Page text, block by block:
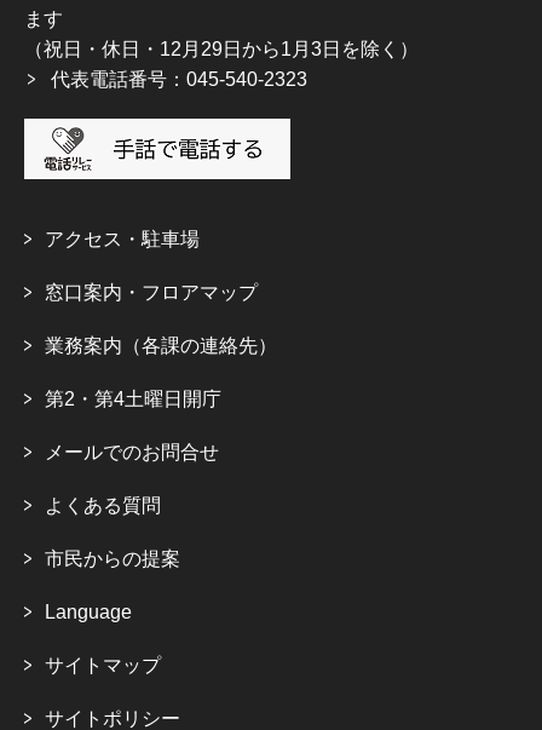
ます
（祝日・休日・12月29日から1月3日を除く）
代表電話番号：045-540-2323
アクセス・駐車場
窓口案内・フロアマップ
業務案内（各課の連絡先）
第2・第4土曜日開庁
メールでのお問合せ
よくある質問
市民からの提案
Language
サイトマップ
サイトポリシー